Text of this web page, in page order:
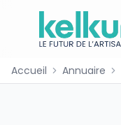
Accueil Annuaire